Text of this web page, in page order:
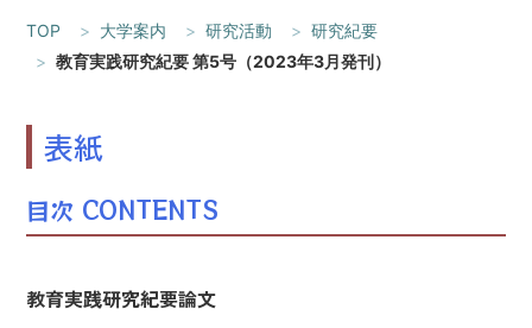
TOP 大学案内 研究活動
研究紀要
教育実践研究紀要 第5号（2023年3月発刊）
表紙
目次 CONTENTS
教育実践研究紀要論文